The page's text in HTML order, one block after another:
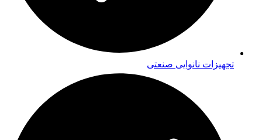
تجهیزات نانوایی صنعتی